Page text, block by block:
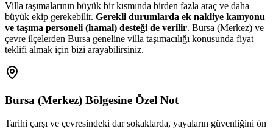
Villa taşımalarının büyük bir kısmında birden fazla araç ve daha
büyük ekip gerekebilir. Gerekli durumlarda ek nakliye kamyonu
ve taşıma personeli (hamal) desteği de verilir. Bursa (Merkez) ve
çevre ilçelerden Bursa geneline villa taşımacılığı konusunda fiyat
teklifi almak için bizi arayabilirsiniz.
Bursa (Merkez) Bölgesine Özel Not
Tarihi çarşı ve çevresindeki dar sokaklarda, yayaların güvenliğini ön